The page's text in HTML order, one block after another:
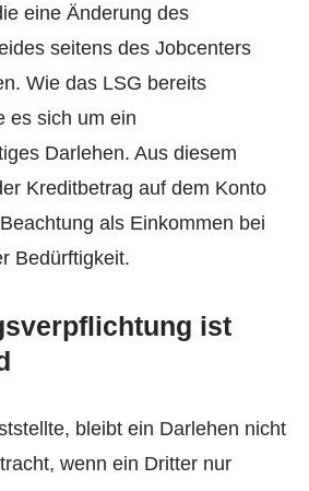
eine Änderung des
seitens des Jobcenters
Wie das LSG bereits
es sich um ein
Darlehen. Aus diesem
Kreditbetrag auf dem Konto
als Einkommen bei
Bedürftigkeit.
ist
bleibt ein Darlehen nicht
wenn ein Dritter nur